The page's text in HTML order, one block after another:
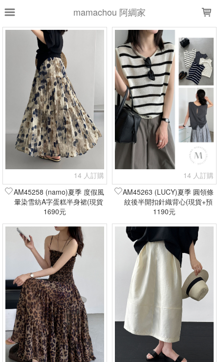
mamachou 阿綢家
上架時間 銷售件數
樣式尺寸篩選
全部樣式 黑 紅
酒紅
奶白
奶膚 米白
米杏
粉
全部尺寸 S M L XL
現貨商品
篩選
14 人訂購
AM45258 (namo)夏季 度假風
暈染雪紡A字蛋糕半身裙(現貨
+預購)
1690元
14 人訂購
AM45263 (LUCY)夏季 圓領條
紋後半開扣針織背心(現貨+預
購)
1190元